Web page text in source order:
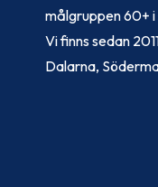
målgruppen 60+ i
Vi finns sedan
Dalarna,